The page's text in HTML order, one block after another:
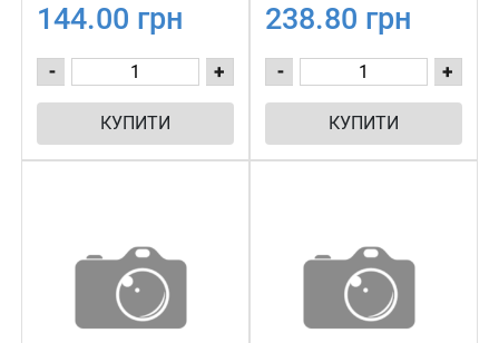
144.00 грн
- +
КУПИТИ
238.80 грн
- +
КУПИТИ